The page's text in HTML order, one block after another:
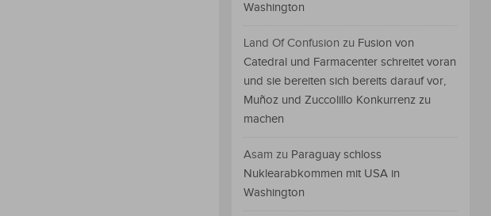
Washington
Land Of Confusion zu Fusion von
Catedral und Farmacenter schreitet voran
und sie bereiten sich bereits darauf vor,
Muñoz und Zuccolillo Konkurrenz zu
machen
Asam zu Paraguay schloss
Nuklearabkommen mit USA in
Washington